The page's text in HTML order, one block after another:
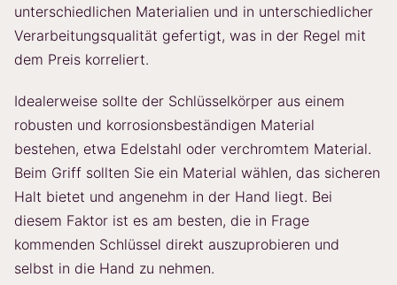
unterschiedlichen Materialien und in unterschiedlicher
Verarbeitungsqualität gefertigt, was in der Regel mit
dem Preis korreliert.
Idealerweise sollte der Schlüsselkörper aus einem
robusten und korrosionsbeständigen Material
bestehen, etwa Edelstahl oder verchromtem Material.
Beim Griff sollten Sie ein Material wählen, das sicheren
Halt bietet und angenehm in der Hand liegt. Bei
diesem Faktor ist es am besten, die in Frage
kommenden Schlüssel direkt auszuprobieren und
selbst in die Hand zu nehmen.